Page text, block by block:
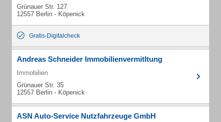
Grünauer Str. 127
12557 Berlin - Köpenick
Gratis-Digitalcheck
Andreas Schneider Immobilienvermitltung
Immobilien
Grünauer Str. 35
12557 Berlin - Köpenick
ASN Auto-Service Nutzfahrzeuge GmbH